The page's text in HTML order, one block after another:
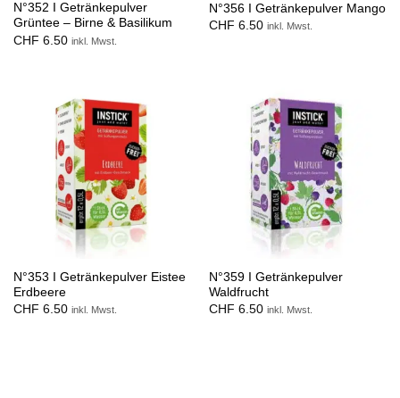
N°352 I Getränkepulver
Grüntee – Birne & Basilikum
CHF 6.50 inkl. Mwst.
N°356 I Getränkepulver Mango
CHF 6.50 inkl. Mwst.
N°353 I Getränkepulver Eistee
Erdbeere
CHF 6.50 inkl. Mwst.
N°359 I Getränkepulver
Waldfrucht
CHF 6.50 inkl. Mwst.